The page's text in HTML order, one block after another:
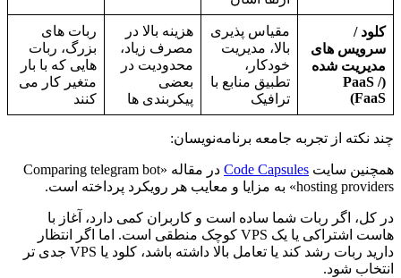
کلود /
سرویس های
مدیریت شده
(PaaS /
FaaS)
مقیاس پذیری
بالا، مدیریت
خودکار،
تطبیق منابع با
ترافیک
هزینه بالا در
مصرف زیاد،
محدودیت در
بعضی
پیکربندی ها
ربات های
بزرگ، ربات
هایی که با بار
متغیر کار می
کنند
چند نکته از تجربه جامعه برنامه‌نویسان:
همچنین سایت Code Capsules
در مقاله «Comparing telegram bot
hosting providers» به مزایا و معایب هر رویکرد پرداخته است.
در کل، اگر ربات شما ساده است و کاربران کمی دارد، آغاز با
هاست اشتراکی یا یک VPS کوچک منطقی است. اما اگر انتظار
دارید ربات رشد کند یا تعامل بالا داشته باشد، کلود یا VPS جدی تر
انتخاب شود.